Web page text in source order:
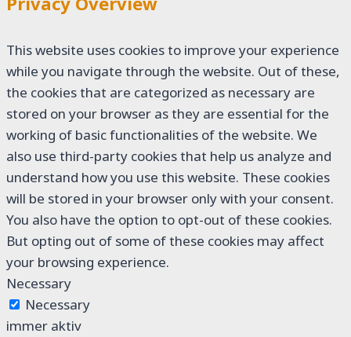
This website uses cookies to improve your experience
while you navigate through the website. Out of these,
the cookies that are categorized as necessary are
stored on your browser as they are essential for the
working of basic functionalities of the website. We
also use third-party cookies that help us analyze and
understand how you use this website. These cookies
will be stored in your browser only with your consent.
You also have the option to opt-out of these cookies.
But opting out of some of these cookies may affect
your browsing experience.
Necessary
Necessary
immer aktiv